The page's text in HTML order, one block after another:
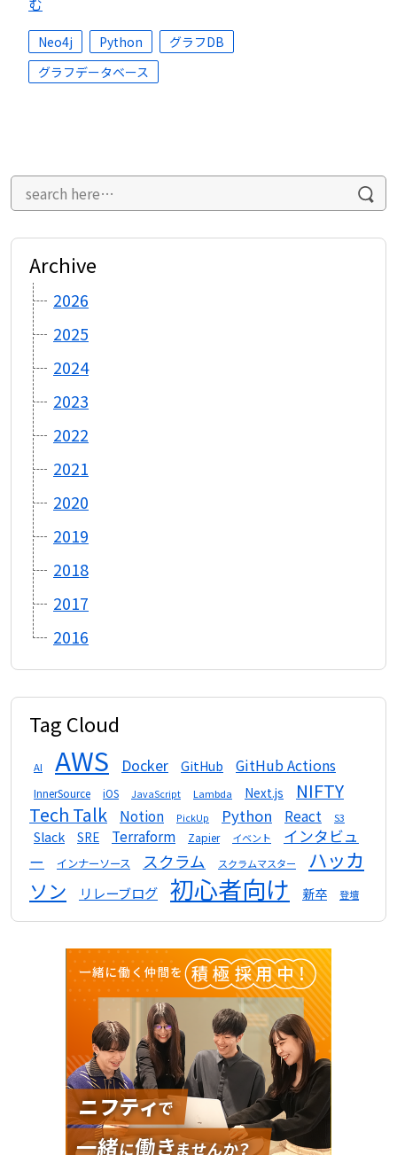
Neo4j Python
グラフDB
グラフデータベース
Archive
2026
2025
2024
2023
2022
2021
2020
2019
2018
2017
2016
Tag Cloud
AI AWS Docker GitHub GitHub Actions
InnerSource iOS JavaScript Lambda Next.js
NIFTY
Tech Talk
Notion PickUp Python React S3
Slack SRE Terraform Zapier イベント
インタビュ
ー
インナーソース スクラム スクラムマスター
ハッカ
ソン
リレーブログ 初心者向け 新卒 登壇